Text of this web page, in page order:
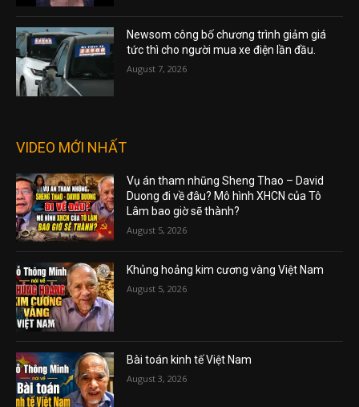
Newsom công bố chương trình giảm giá
tức thì cho người mua xe điện lần đầu.
August 7, 2026
VIDEO MỚI NHẤT
Vụ án tham nhũng Sheng Thao – David
Duong đi về đâu? Mô hình XHCN của Tô
Lâm bao giờ sẽ thành?
August 5, 2026
Khủng hoảng kim cương vàng Việt Nam
August 5, 2026
Bài toán kinh tế Việt Nam
August 3, 2026